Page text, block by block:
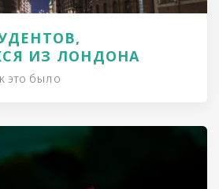
ИЗ ЛОНДОНА
это было